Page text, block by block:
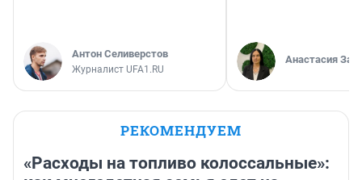
Антон Селиверстов
Журналист UFA1.RU
Анастасия
РЕКОМЕНДУЕМ
«Расходы на топливо колоссальные»: